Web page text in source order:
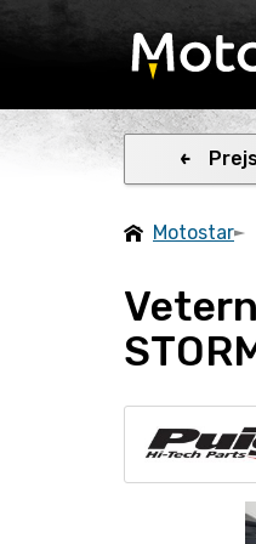
Motostar